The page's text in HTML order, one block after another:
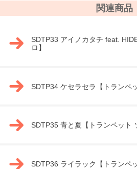
関連商品
SDTP33 アイノカタチ feat.
ロ】
SDTP34 ケセラセラ【トランペ
SDTP35 青と夏【トランペット
SDTP36 ライラック【トランペ